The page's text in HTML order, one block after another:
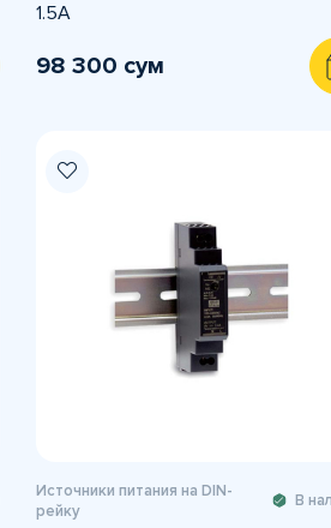
1.5A
98 300 сум
Источники питания на DIN-
рейку
В